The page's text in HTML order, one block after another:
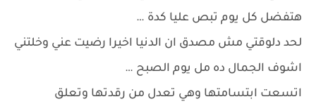
هتفضل كل يوم تبص عليا كدة …
لحد دلوقتي مش مصدق ان الدنيا اخيرا رضيت عني وخلتني
اشوف الجمال ده مل يوم الصبح …
اتسعت ابتسامتها وهي تعدل من رقدتها وتعلق